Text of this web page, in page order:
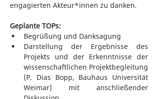
engagierten Akteur*innen zu danken.
Geplante TOPs:
Begrüßung und Danksagung
Darstellung der Ergebnisse des
Projekts und der Erkenntnisse der
wissenschaftlichen Projektbegleitung
(P. Dias Bopp, Bauhaus Universität
Weimar) mit anschließender